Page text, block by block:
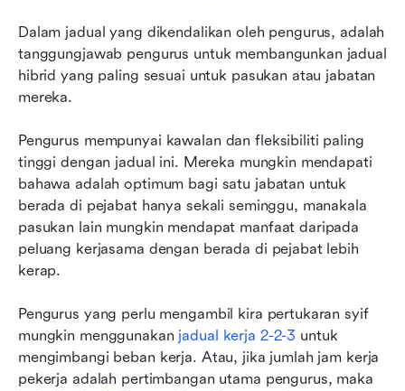
Dalam jadual yang dikendalikan oleh pengurus, adalah
tanggungjawab pengurus untuk membangunkan jadual
hibrid yang paling sesuai untuk pasukan atau jabatan
mereka.
Pengurus mempunyai kawalan dan fleksibiliti paling
tinggi dengan jadual ini. Mereka mungkin mendapati
bahawa adalah optimum bagi satu jabatan untuk
berada di pejabat hanya sekali seminggu, manakala
pasukan lain mungkin mendapat manfaat daripada
peluang kerjasama dengan berada di pejabat lebih
kerap.
Pengurus yang perlu mengambil kira pertukaran syif
mungkin menggunakan jadual kerja 2-2-3 untuk
mengimbangi beban kerja. Atau, jika jumlah jam kerja